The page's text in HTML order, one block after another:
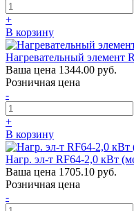
+
В корзину
Нагревательный элемент
Ваша цена 1344.00 руб.
Розничная цена
-
+
В корзину
Нагр. эл-т RF64-2,0 кВт
Ваша цена 1705.10 руб.
Розничная цена
-